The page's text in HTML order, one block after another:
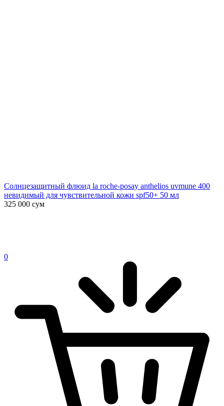
Солнцезащитный флюид la roche-posay anthelios uvmune 400
невидимый для чувствительной кожи spf50+ 50 мл
325 000 сум
0